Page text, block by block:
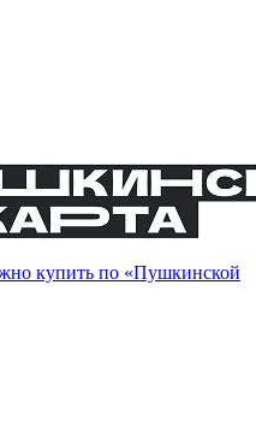
купить по «Пушкинской